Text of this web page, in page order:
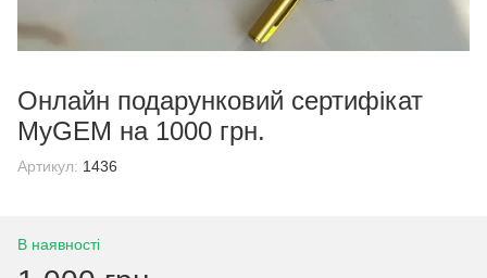
Онлайн подарунковий сертифікат
MyGEM на 1000 грн.
Артикул: 1436
В наявності